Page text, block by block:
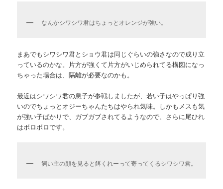
なんかシワシワ君はちょっとオレンジが強い。
まあでもシワシワ君とショウ君は同じぐらいの強さなので成り立
っているのかな。片方が強くて片方がいじめられてる構図になっ
ちゃった場合は、隔離が必要なのかも。
最近はシワシワ君の息子が参戦しましたが、若い子はやっぱり強
いのでちょっとオジーちゃんたちはやられ気味。しかもメスも気
が強い子ばかりで、ガブガブされてるようなので、さらに尾ひれ
はボロボロです。
飼い主の顔を見ると餌くれーって寄ってくるシワシワ君。